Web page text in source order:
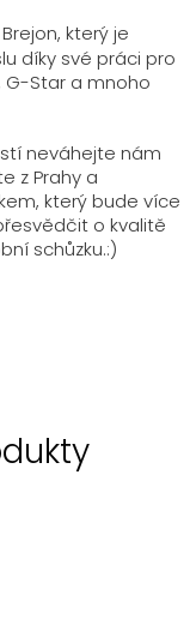
který je
díky své práci pro
G-Star a mnoho
neváhejte nám
z Prahy a
který bude více
o kvalitě
schůzku.:)